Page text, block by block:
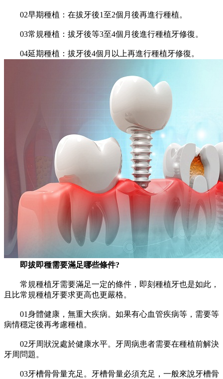
02早期種植：在拔牙後1至2個月後再進行種植。
03常規種植：拔牙後等3至4個月後進行種植牙修復。
04延期種植：拔牙後4個月以上再進行種植牙修復。
即拔即種需要滿足哪些條件?
常規種植牙需要滿足一定的條件，即刻種植牙也是如此，
且比常規種植牙要求更高也更嚴格。
01身體健康，無重大疾病。如果有心血管疾病等，需要等
病情穩定後再考慮種植。
02牙周狀況處於健康水平。牙周病患者需要在種植前解決
牙周問題。
03牙槽骨骨量充足。牙槽骨量必須充足，一般來說牙槽骨